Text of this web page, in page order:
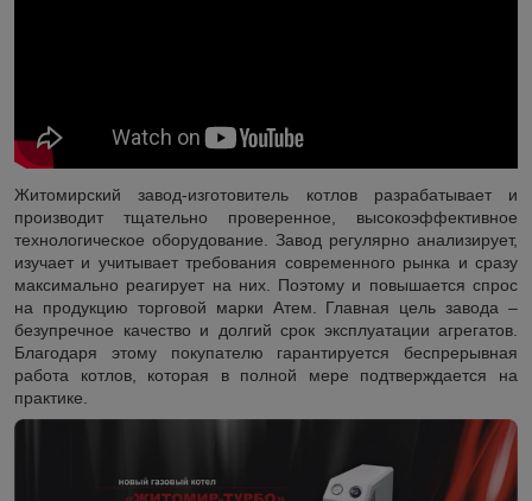
Житомирский завод-изготовитель котлов разрабатывает и
производит тщательно проверенное, высокоэффективное
технологическое оборудование. Завод регулярно анализирует,
изучает и учитывает требования современного рынка и сразу
максимально реагирует на них. Поэтому и повышается спрос
на продукцию торговой марки Атем. Главная цель завода –
безупречное качество и долгий срок эксплуатации агрегатов.
Благодаря этому покупателю гарантируется беспрерывная
работа котлов, которая в полной мере подтверждается на
практике.